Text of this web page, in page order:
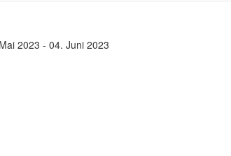
2023 - 04. Juni 2023